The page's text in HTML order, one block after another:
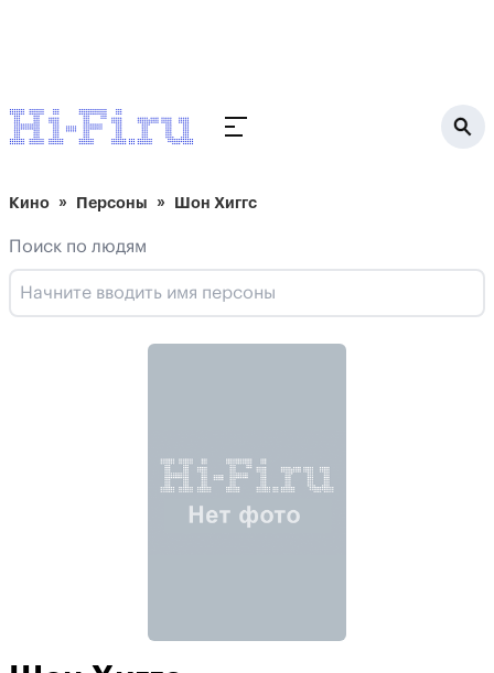
Кино Персоны Шон Хиггс
Поиск по людям